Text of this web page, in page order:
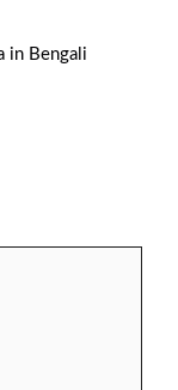
in Bengali